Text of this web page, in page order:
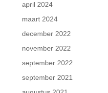
april 2024
maart 2024
december 2022
november 2022
september 2022
september 2021